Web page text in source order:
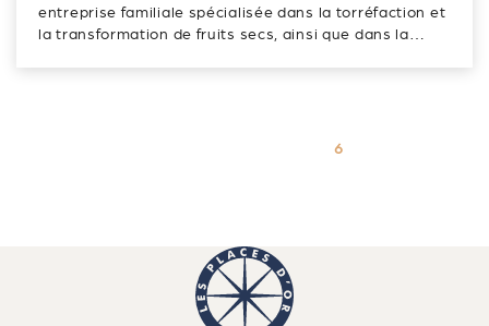
entreprise familiale spécialisée dans la torréfaction et
la transformation de fruits secs, ainsi que dans la
Page6